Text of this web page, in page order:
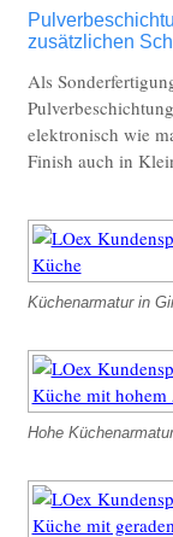
ES
ES
ES
Edelstahl-
ES VE-
ES
ES
ES
ES
Sonderbauten
zusätzlichen
Als
elektronisch wie
Finish auch in
Küchenarmatur in
Hohe